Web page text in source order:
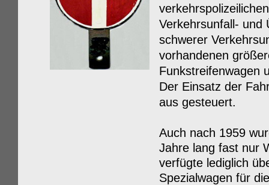
Verkehrsunfall- und
schwerer
vorhandenen
Funkstreifenwagen
Der Einsatz der
aus gesteuert.
Auch nach 1959
Jahre lang fast nur
verfügte lediglich
Spezialwagen für